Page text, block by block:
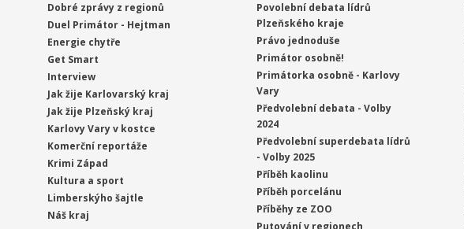
Dobré zprávy z regionů
Duel Primátor - Hejtman
Energie chytře
Get Smart
Interview
Jak žije Karlovarský kraj
Jak žije Plzeňský kraj
Karlovy Vary v kostce
Komerční reportáže
Krimi Západ
Kultura a sport
Limberskýho šajtle
Náš kraj
Povolební debata lídrů
Plzeňského kraje
Právo jednoduše
Primátor osobně!
Primátorka osobně - Karlovy
Vary
Předvolební debata - Volby
2024
Předvolební superdebata lídrů
- Volby 2025
Příběh kaolinu
Příběh porcelánu
Příběhy ze ZOO